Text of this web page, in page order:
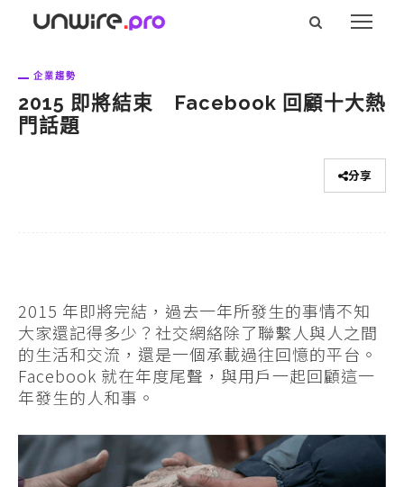
企業趨勢
2015 即將結束 Facebook 回顧十大熱
門話題
分享
2015 年即將完結，過去一年所發生的事情不知
大家還記得多少？社交網絡除了聯繫人與人之間
的生活和交流，還是一個承載過往回憶的平台。
Facebook 就在年度尾聲，與用戶一起回顧這一
年發生的人和事。